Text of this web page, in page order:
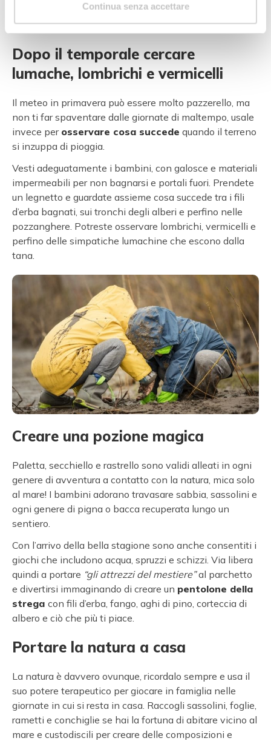
Continua senza accettare
illuminare il sentiero e tenere gli occhi bene aperti in
cerca dei bagliori intermittenti delle lucciole.
Dopo il temporale cercare
lumache, lombrichi e vermicelli
Il meteo in primavera può essere molto pazzerello, ma
non ti far spaventare dalle giornate di maltempo, usale
invece per osservare cosa succede quando il terreno
si inzuppa di pioggia.
Vesti adeguatamente i bambini, con galosce e materiali
impermeabili per non bagnarsi e portali fuori. Prendete
un legnetto e guardate assieme cosa succede tra i fili
d’erba bagnati, sui tronchi degli alberi e perfino nelle
pozzanghere. Potreste osservare lombrichi, vermicelli e
perfino delle simpatiche lumachine che escono dalla
tana.
Creare una pozione magica
Paletta, secchiello e rastrello sono validi alleati in ogni
genere di avventura a contatto con la natura, mica solo
al mare! I bambini adorano travasare sabbia, sassolini e
ogni genere di pigna o bacca recuperata lungo un
sentiero.
Con l’arrivo della bella stagione sono anche consentiti i
giochi che includono acqua, spruzzi e schizzi. Via libera
quindi a portare “gli attrezzi del mestiere”al parchetto
e divertirsi immaginando di creare un pentolone della
strega con fili d’erba, fango, aghi di pino, corteccia di
albero e ciò che più ti piace.
Portare la natura a casa
La natura è davvero ovunque, ricordalo sempre e usa il
suo potere terapeutico per giocare in famiglia nelle
giornate in cui si resta in casa. Raccogli sassolini, foglie,
rametti e conchiglie se hai la fortuna di abitare vicino al
mare e custodiscili per creare delle composizioni e